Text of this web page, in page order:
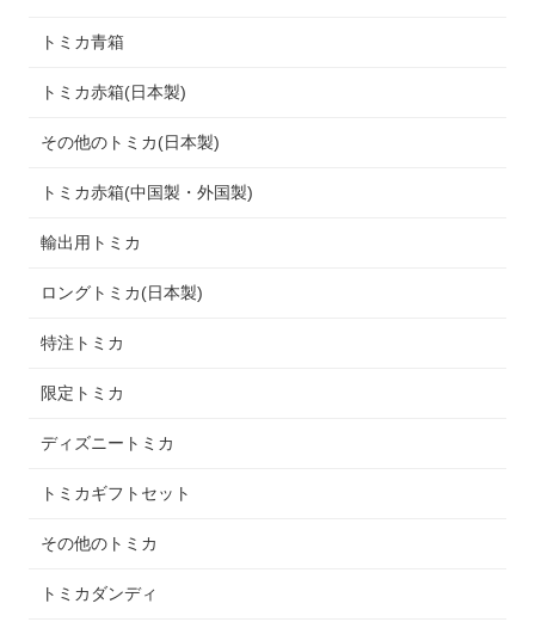
トミカ青箱
トミカ赤箱(日本製)
その他のトミカ(日本製)
トミカ赤箱(中国製・外国製)
輸出用トミカ
ロングトミカ(日本製)
特注トミカ
限定トミカ
ディズニートミカ
トミカギフトセット
その他のトミカ
トミカダンディ